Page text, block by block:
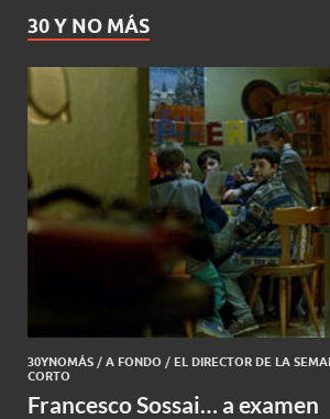
30 Y NO MÁS
30YNOMÁS / A FONDO / EL DIRECTOR DE LA
CORTO
Francesco Sossai… a examen